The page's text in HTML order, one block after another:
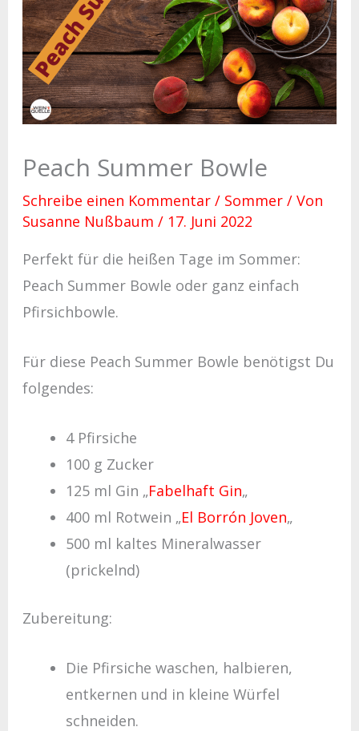
Peach Summer Bowle
Schreibe einen Kommentar / Sommer/ Von
Susanne Nußbaum / 17. Juni 2022
Perfekt für die heißen Tage im Sommer:
Peach Summer Bowle oder ganz einfach
Pfirsichbowle.
Für diese Peach Summer Bowle benötigst Du
folgendes:
4 Pfirsiche
100 g Zucker
125 ml Gin „Fabelhaft Gin„
400 ml Rotwein „El Borrón Joven„
500 ml kaltes Mineralwasser
(prickelnd)
Zubereitung:
Die Pfirsiche waschen, halbieren,
entkernen und in kleine Würfel
schneiden.